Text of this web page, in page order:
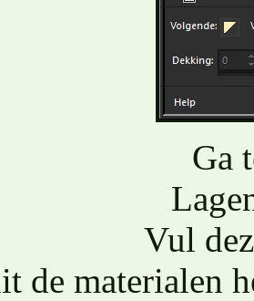
Ga
Vul
de materialen